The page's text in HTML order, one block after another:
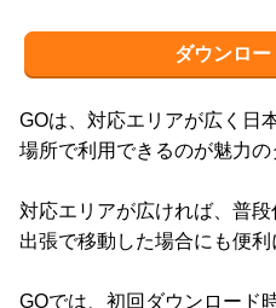
ダウンロー
GOは、対応エリアが広く日
場所で利用できるのが魅力の
対応エリアが広ければ、普
出張で移動した場合にも便利
GOでは、初回ダウンロード